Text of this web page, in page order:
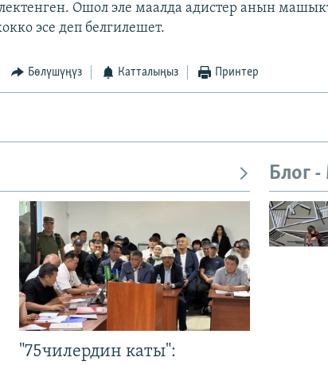
Ошол эле маалда адистер анын
эсе деп белгилешет.
Бөлүшүңүз Катталыңыз Принтер
"75чилердин каты":
Блог